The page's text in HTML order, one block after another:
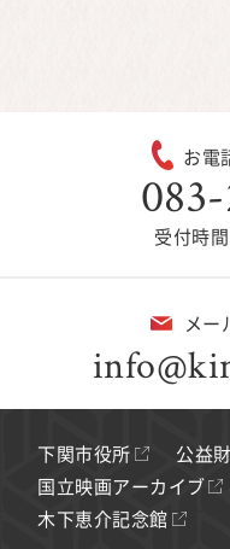
お電
受付時
メー
下関市役所
公益
国立映画アーカイブ
木下恵介記念館